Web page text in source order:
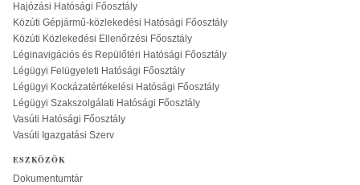
Hajózási Hatósági Főosztály
Közúti Gépjármű-közlekedési Hatósági Főosztály
Közúti Közlekedési Ellenőrzési Főosztály
Léginavigációs és Repülőtéri Hatósági Főosztály
Légügyi Felügyeleti Hatósági Főosztály
Légügyi Kockázatértékelési Hatósági Főosztály
Légügyi Szakszolgálati Hatósági Főosztály
Vasúti Hatósági Főosztály
Vasúti Igazgatási Szerv
ESZKÖZÖK
Dokumentumtár